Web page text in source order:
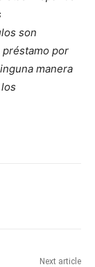
son
por
manera
Next article